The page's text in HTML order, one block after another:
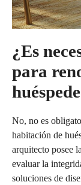
¿Es
para
No, no es
habitación de
arquitecto posee
evaluar la
soluciones de